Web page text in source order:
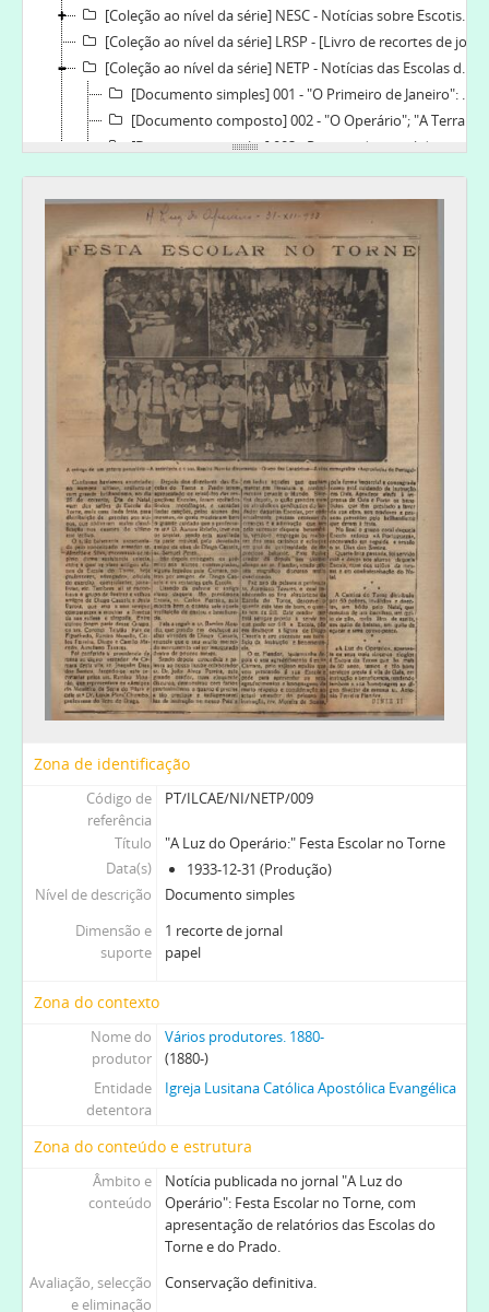
[Coleção ao nível da série] NESC - Notícias sobre Escotismo e Escuteiros, [1930]-1957-02-21
[Coleção ao nível da série] LRSP - [Livro de recortes de jornais da Igreja de S. Paulo], 1935-08-24-1993-10-31
[Coleção ao nível da série] NETP - Notícias das Escolas do Torne e do Prado, 1927-1961
[Documento simples] 001 - "O Primeiro de Janeiro": Escola do Torne, 1927-09-02
[Documento composto] 002 - "O Operário"; "A Terra de Gaia": Escolas do Torne: brilhantes festas pela distribuição de prémios; Escola do Torne, 1928-01-08-1928-01-12
[Documento simples] 003 - Recorte de jornal desconhecido: Escola do Torne (Gaia), 1928-01-12
[Documento simples] 004 - "A Luz do Operário": Ecos de Gaia pelas escolas do Torne. Festa anual de distribuição de prémios, 1929-01-06
[Documento composto] 005 - "Jornal de Gaia"; "Jornal de Notícias": Festa Escolar do Torne e Prado; Na Escola do Torne, 1929-12-28-1929-12-30
[Documento simples] 006 - "O jornal de Gaia": Escolas do Torne, 1930-08-04
[Documento simples] 007 - "O jornal de Gaia": Conversando, 1930-08-04
[Documento simples] 008 - "O Primeiro de Janeiro": Comemoração do Natal na Escola do Torne - distribuição de prémios, 1931-12-31
[Documento simples] 009 - "A Luz do Operário:" Festa Escolar no Torne, 1933-12-31
[Documento composto] 010 - "Jornal de Notícias"; "O Primeiro de Janeiro:" Em Vila Nova de Gaia - o Natal fonte de caridade; Na Escola do Torne-Gaia: comemoração da festa de Natal, 1934-12-27
[Documento composto] 011 - "Jornal de Notícias"; "O Século": Nas Escolas do Torne: uma festa brilhantíssima; Em Gaia: distribuição de prémios pecuniários e honoríficos, 1935-12-27
[Documento simples] 012 - "O Comércio do Porto": Nas Escolas do Torne: brilhante festa escolar - prémios instítuidos pela Câmara Municipal de Vila nova de Gaia, 1935-12-27
[Documento composto] 013 - "O Primeiro de Janeiro": "O Comércio do Porto": Nas Escolas do Torne, Gaia; Nas Escolas do Torne - brilhante festa escolar, 1935-12-27
[Documento simples] 014 - "O Primeiro de Janeiro": Distribuição de prémios aos alunos das Escolas do Torne e do Prado, 1936-12-27
[Documento simples] 015 - "A Luz do Operário": Comentando: Escola do Torne, 1936-12
[Documento simples] 016 - "O Comércio de Gaia": Uma festa escolar no Torne, 1938-01-03
[Documento simples] 017 - "O Primeiro de Janeiro": Ensino - Escola do Torne - Gaia, 1938-08-16
[Série] NCG - Notícias do Comércio de Gaia sobre Diogo Cassels, 1937-1938
Zona de identificação
Código de
referência
PT/ILCAE/NI/NETP/009
Título
"A Luz do Operário:" Festa Escolar no Torne
Data(s)
1933-12-31 (Produção)
Nível de descrição
Documento simples
Dimensão e
suporte
1 recorte de jornal
papel
Zona do contexto
Nome do
produtor
Vários produtores. 1880-
(1880-)
Entidade
detentora
Igreja Lusitana Católica Apostólica Evangélica
Zona do conteúdo e estrutura
Âmbito e
conteúdo
Notícia publicada no jornal "A Luz do
Operário": Festa Escolar no Torne, com
apresentação de relatórios das Escolas do
Torne e do Prado.
Avaliação, selecção
e eliminação
Conservação definitiva.